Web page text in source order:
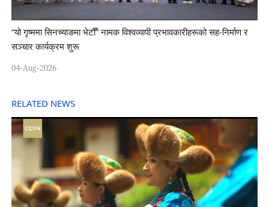
“यो गृष्ममा सिनच्याङमा भेटौँ” नामक विश्वव्यापी प्रभावकारीहरूको सह-निर्माण र
सञ्चार कार्यक्रम शुरू
04-Aug-2026
RELATED NEWS